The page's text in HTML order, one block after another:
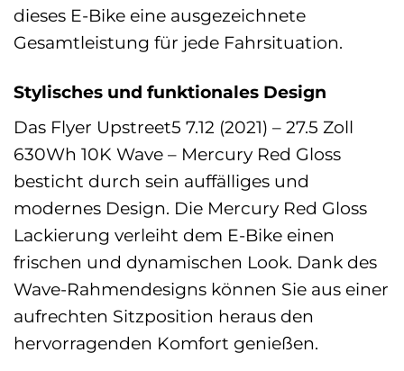
dieses E-Bike eine ausgezeichnete
Gesamtleistung für jede Fahrsituation.
Stylisches und funktionales Design
Das Flyer Upstreet5 7.12 (2021) – 27.5 Zoll
630Wh 10K Wave – Mercury Red Gloss
besticht durch sein auffälliges und
modernes Design. Die Mercury Red Gloss
Lackierung verleiht dem E-Bike einen
frischen und dynamischen Look. Dank des
Wave-Rahmendesigns können Sie aus einer
aufrechten Sitzposition heraus den
hervorragenden Komfort genießen.